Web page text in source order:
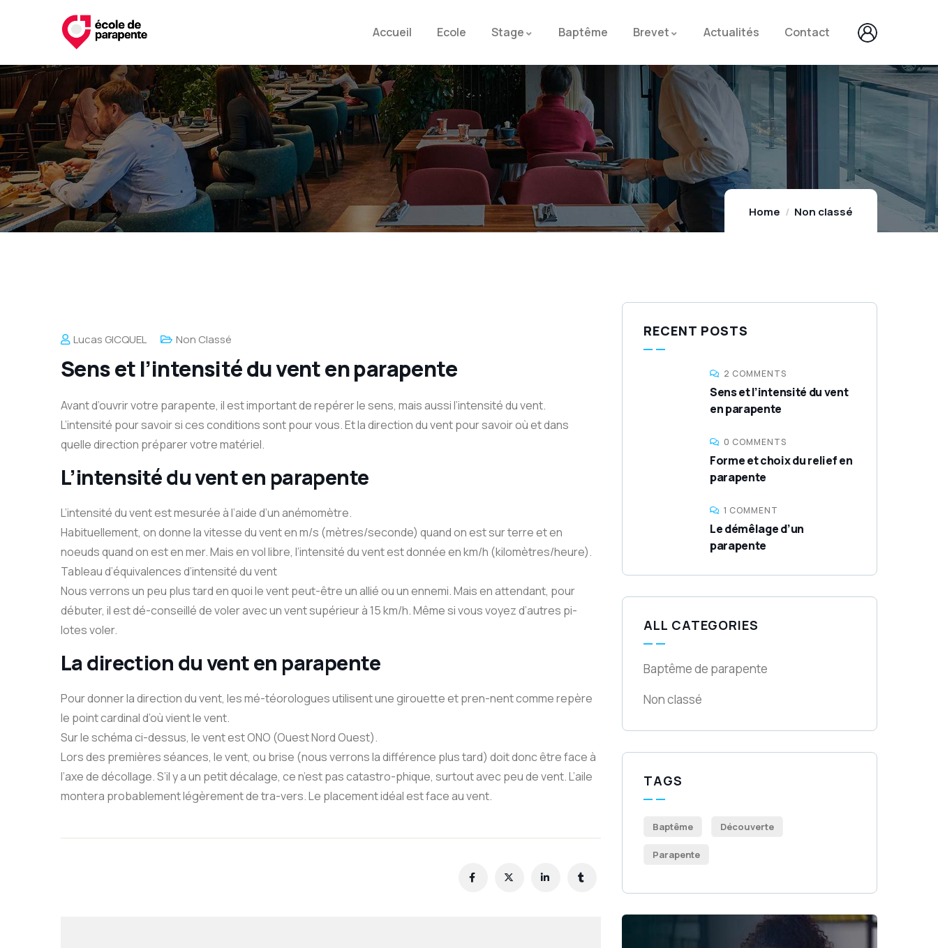
Accueil Ecole Stage Baptême Brevet Actualités Contact
Home Non classé
Lucas GICQUEL Non Classé
Sens et l’intensité du vent en parapente
Avant d’ouvrir votre parapente, il est important de repérer le sens, mais aussi l’intensité du vent.
L’intensité pour savoir si ces conditions sont pour vous.Et la direction du vent pour savoir où et dans
quelle direction préparer votre matériel.
L’intensité du vent en parapente
L’intensité du vent est mesurée à l’aide d’un anémomètre.
Habituellement, on donne la vitesse du vent en m/s (mètres/seconde) quand on est sur terre et en
noeuds quand on est en mer. Mais en vol libre, l’intensité du vent est donnée en km/h (kilomètres/heure).
Tableau d’équivalences d’intensité du vent
Nous verrons un peu plus tard en quoi le vent peut-être un allié ou un ennemi. Mais en attendant, pour
débuter, il est dé-conseillé de voler avec un vent supérieur à 15 km/h. Même si vous voyez d’autres pi-
lotes voler.
La direction du vent en parapente
Pour donner la direction du vent, les mé-téorologues utilisent une girouette et pren-nent comme repère
le point cardinal d’où vient le vent.
Sur le schéma ci-dessus, le vent est ONO (Ouest Nord Ouest).
Lors des premières séances, le vent, ou brise (nous verrons la différence plus tard) doit donc être face à
l’axe de décollage. S’il y a un petit décalage, ce n’est pas catastro-phique, surtout avec peu de vent. L’aile
montera probablement légèrement de tra-vers. Le placement idéal est face au vent.
RECENT POSTS
2 COMMENTS
Sens et l’intensité du vent
en parapente
0 COMMENTS
Forme et choix du relief en
parapente
1 COMMENT
Le démêlage d’un
parapente
ALL CATEGORIES
Baptême de parapente
Non classé
TAGS
Baptême Découverte
Parapente